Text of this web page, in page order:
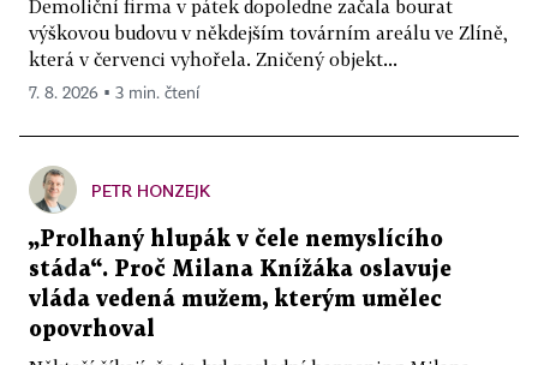
Demoliční firma v pátek dopoledne začala bourat
výškovou budovu v někdejším továrním areálu ve Zlíně,
která v červenci vyhořela. Zničený objekt...
7. 8. 2026 ▪ 3 min. čtení
PETR HONZEJK
„Prolhaný hlupák v čele nemyslícího
stáda“. Proč Milana Knížáka oslavuje
vláda vedená mužem, kterým umělec
opovrhoval